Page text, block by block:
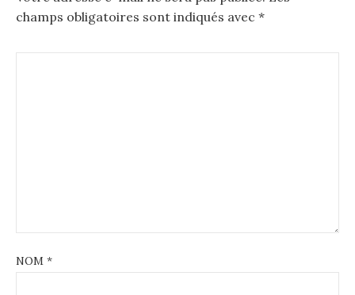
champs obligatoires sont indiqués avec *
NOM *